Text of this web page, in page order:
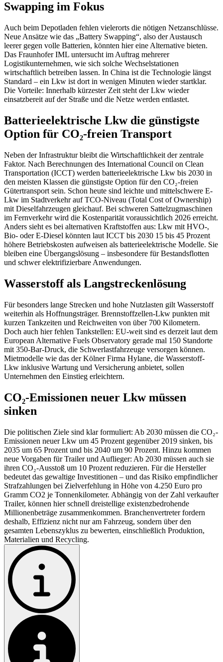
Swapping im Fokus
Auch beim Depotladen fehlen vielerorts die nötigen Netzanschlüsse.
Neue Ansätze wie das „Battery Swapping“, also der Austausch
leerer gegen volle Batterien, könnten hier eine Alternative bieten.
Das Fraunhofer IML untersucht im Auftrag mehrerer
Logistikunternehmen, wie sich solche Wechselstationen
wirtschaftlich betreiben lassen. In China ist die Technologie längst
Standard – ein Lkw ist dort in wenigen Minuten wieder startklar.
Die Vorteile: Innerhalb kürzester Zeit steht der Lkw wieder
einsatzbereit auf der Straße und die Netze werden entlastet.
Batterieelektrische Lkw die günstigste
Option für CO₂-freien Transport
Neben der Infrastruktur bleibt die Wirtschaftlichkeit der zentrale
Faktor. Nach Berechnungen des International Council on Clean
Transportation (ICCT) werden batterieelektrische Lkw bis 2030 in
den meisten Klassen die günstigste Option für den CO₂-freien
Gütertransport sein. Schon heute sind leichte und mittelschwere E-
Lkw im Stadtverkehr auf TCO-Niveau (Total Cost of Ownership)
mit Dieselfahrzeugen gleichauf. Bei schweren Sattelzugmaschinen
im Fernverkehr wird die Kostenparität voraussichtlich 2026 erreicht.
Anders sieht es bei alternativen Kraftstoffen aus: Lkw mit HVO-,
Bio- oder E-Diesel könnten laut ICCT bis 2030 15 bis 45 Prozent
höhere Betriebskosten aufweisen als batterieelektrische Modelle. Sie
bleiben eine Übergangslösung – insbesondere für Bestandsflotten
und schwer elektrifizierbare Anwendungen.
Wasserstoff als Langstreckenlösung
Für besonders lange Strecken und hohe Nutzlasten gilt Wasserstoff
weiterhin als Hoffnungsträger. Brennstoffzellen-Lkw punkten mit
kurzen Tankzeiten und Reichweiten von über 700 Kilometern.
Doch auch hier fehlen Tankstellen: EU-weit sind es derzeit laut dem
European Alternative Fuels Observatory gerade mal 150 Standorte
mit 350-Bar-Druck, die Schwerlastfahrzeuge versorgen können.
Mietmodelle wie das der Kölner Firma Hylane, die Wasserstoff-
Lkw inklusive Wartung und Versicherung anbietet, sollen
Unternehmen den Einstieg erleichtern.
CO₂-Emissionen neuer Lkw müssen
sinken
Die politischen Ziele sind klar formuliert: Ab 2030 müssen die CO₂-
Emissionen neuer Lkw um 45 Prozent gegenüber 2019 sinken, bis
2035 um 65 Prozent und bis 2040 um 90 Prozent. Hinzu kommen
neue Vorgaben für Trailer und Auflieger: Ab 2030 müssen auch sie
ihren CO₂-Ausstoß um 10 Prozent reduzieren. Für die Hersteller
bedeutet das gewaltige Investitionen – und das Risiko empfindlicher
Strafzahlungen bei Zielverfehlung in Höhe von 4.250 Euro pro
Gramm CO2 je Tonnenkilometer. Abhängig von der Zahl verkaufter
Trailer, können hier schnell dreistellige existenzbedrohende
Millionenbeträge zusammenkommen. Branchenvertreter fordern
deshalb, Effizienz nicht nur am Fahrzeug, sondern über den
gesamten Lebenszyklus zu bewerten, einschließlich Produktion,
Materialien und Recycling.